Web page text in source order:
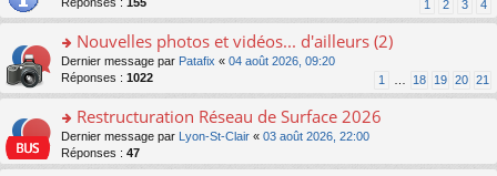
n
lu
le
pl
u
c
e
nt
s
a
g
e
n
o
n
lu
le
pl
s
ult
er
le
m
e
s
s
a
g
1 2 3 4
o
n
s
ult
er
le
m
Nouvelles photos et vidéos... d'ailleurs (2)
Dernier message par Patafix « 04 août 2026, 09:20
Réponses : 1022 1 18 19 20 21
o
n
s
Restructuration Réseau de Surface 2026
Dernier message par Lyon-St-Clair « 03 août 2026, 22:00
Réponses : 47